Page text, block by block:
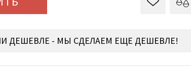
ДЕШЕВЛЕ - МЫ СДЕЛАЕМ ЕЩЕ ДЕШЕВЛЕ!